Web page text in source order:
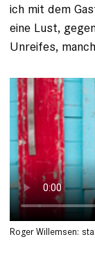
ich mit dem
eine Lust,
Unreifes,
Roger Willemsen: